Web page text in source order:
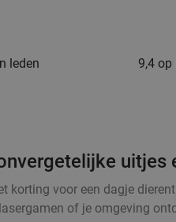
leden 9,4 op
uitjes
korting voor een dagje
of je omgeving